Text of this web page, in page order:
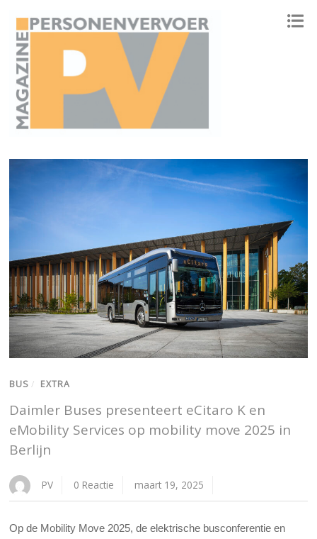
BUS / EXTRA
Daimler Buses presenteert eCitaro K en
eMobility Services op mobility move 2025 in
Berlijn
PV 0 Reactie maart 19, 2025
Op de Mobility Move 2025, de elektrische busconferentie en